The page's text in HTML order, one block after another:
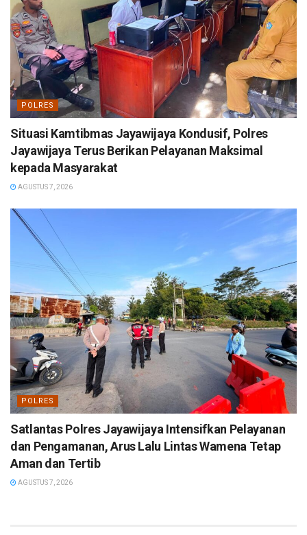
POLRES
Situasi Kamtibmas Jayawijaya Kondusif, Polres
Jayawijaya Terus Berikan Pelayanan Maksimal
kepada Masyarakat
AGUSTUS 7, 2026
POLRES
Satlantas Polres Jayawijaya Intensifkan Pelayanan
dan Pengamanan, Arus Lalu Lintas Wamena Tetap
Aman dan Tertib
AGUSTUS 7, 2026